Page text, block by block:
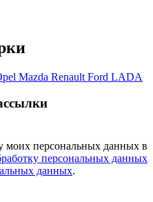
Mazda Renault Ford LADA
моих персональных данных в
персональных данных
данных.